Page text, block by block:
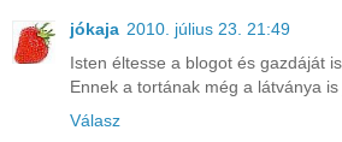
jókaja 2010. július 23. 21:49
Isten éltesse a blogot és gazdáját
Ennek a tortának még a látványa
Válasz